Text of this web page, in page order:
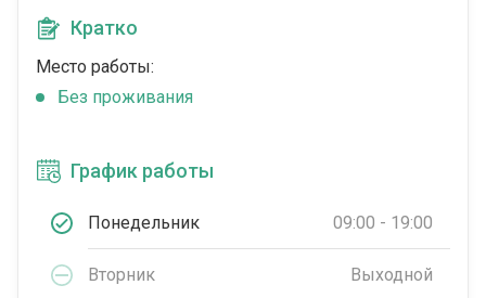
Кратко
Место работы:
Без проживания
График работы
Понедельник 09:00 - 19:00
Вторник Выходной